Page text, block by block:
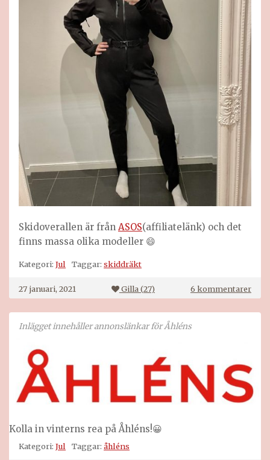
Skidoverallen är från ASOS(affiliatelänk) och det
finns massa olika modeller 😄
Kategori: Jul Taggar: skiddräkt
27 januari, 2021 Gilla (27) 6 kommentarertill
Se
upp
Inlägget innehåller annonslänkar för Åhléns
Kolla in vinterns rea på Åhléns!😀
Kategori: Jul Taggar: åhléns